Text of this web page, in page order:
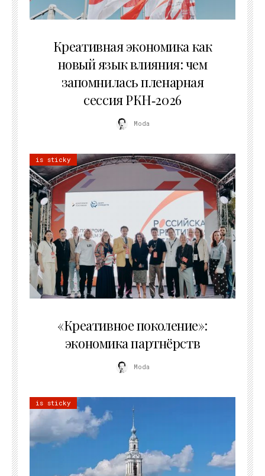
Креативная экономика как
новый язык влияния: чем
запомнилась пленарная
сессия РКН‑2026
Moda
is sticky
«Креативное поколение»:
экономика партнёрств
Moda
is sticky